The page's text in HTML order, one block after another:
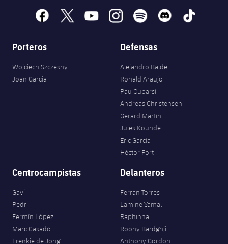
facebook
x youtubeinstagramspotify discord tiktok
Porteros
Wojciech Szczęsny
Joan Garcia
Defensas
Alejandro Balde
Ronald Araujo
Pau Cubarsí
Andreas Christensen
Gerard Martín
Jules Kounde
Eric García
Héctor Fort
Centrocampistas
Gavi
Pedri
Fermín López
Marc Casadó
Frenkie de Jong
Delanteros
Ferran Torres
Lamine Yamal
Raphinha
Roony Bardghji
Anthony Gordon